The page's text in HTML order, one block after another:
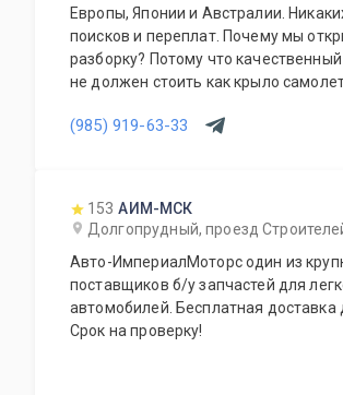
Европы, Японии и Австралии.
поисков и переплат. Почему мы
разборку? Потому что
не должен стоить как крыло
отличных доноров с живыми узлами.
(985) 919-63-33
153 АИМ-МСК
Долгопрудный, проезд
Авто-ИмпериалМоторс один из
поставщиков б/у запчастей для
автомобилей. Бесплатная доставка
Срок на проверку!